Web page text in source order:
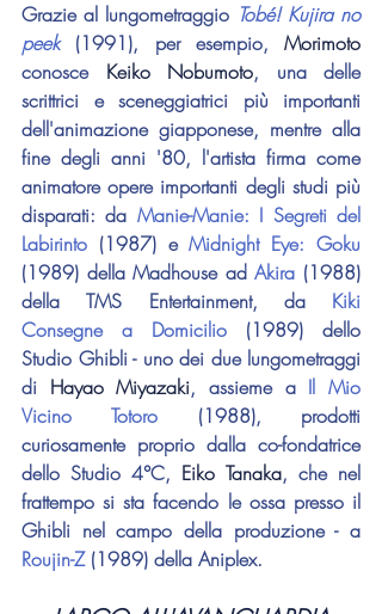
Grazie al lungometraggio Tobé! Kujira no
peek (1991), per esempio,
conosce Keiko Nobumoto, una delle
scrittrici e sceneggiatrici più importanti
dell'animazione giapponese, mentre alla
fine degli anni '80, l'artista firma come
animatore opere importanti degli studi più
disparati: da Manie-Manie: I Segreti del
Labirinto (1987) e Midnight Eye: Goku
(1989) della Madhouse ad Akira (1988)
della TMS Entertainment, da Kiki
Consegne a Domicilio (1989) dello
Studio Ghibli - uno dei due lungometraggi
di Hayao Miyazaki, assieme a Il Mio
Vicino Totoro (1988), prodotti
curiosamente proprio dalla co-fondatrice
dello Studio 4°C, Eiko Tanaka, che nel
frattempo si sta facendo le ossa presso il
Roujin-Z (1989) della Aniplex.